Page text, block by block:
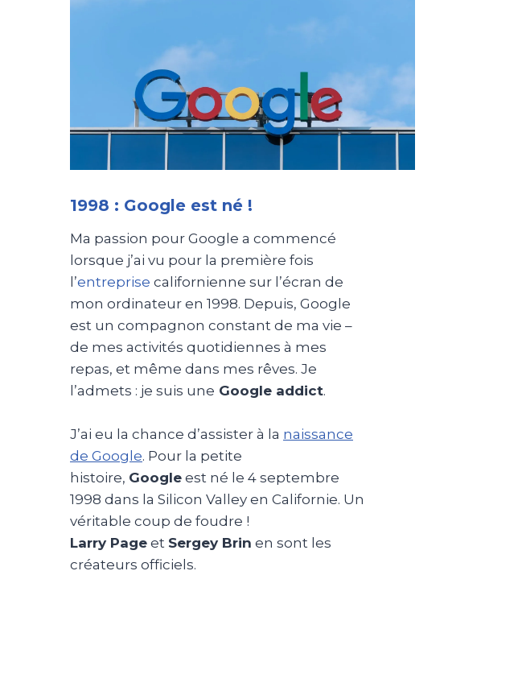
1998 : Google est né !
Ma passion pour Google a commencé
lorsque j’ai vu pour la première fois
l’entreprise californienne sur l’écran de
mon ordinateur en 1998. Depuis, Google
est un compagnon constant de ma vie –
de mes activités quotidiennes à mes
repas, et même dans mes rêves. Je
l’admets : je suis une Google addict.
J’ai eu la chance d’assister à la naissance
de Google. Pour la petite
histoire, Google est né le 4 septembre
1998 dans la Silicon Valley en Californie. Un
véritable coup de foudre !
Larry Page et Sergey Brin en sont les
créateurs officiels.